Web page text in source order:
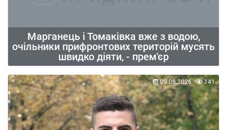
Марганець і Томаківка вже з водою,
очільники прифронтових територій мусять
швидко діяти, - прем'єр
09.08.2026 141